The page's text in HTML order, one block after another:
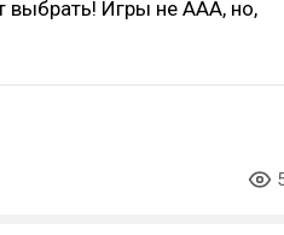
выбрать! Игры не ААА, но,